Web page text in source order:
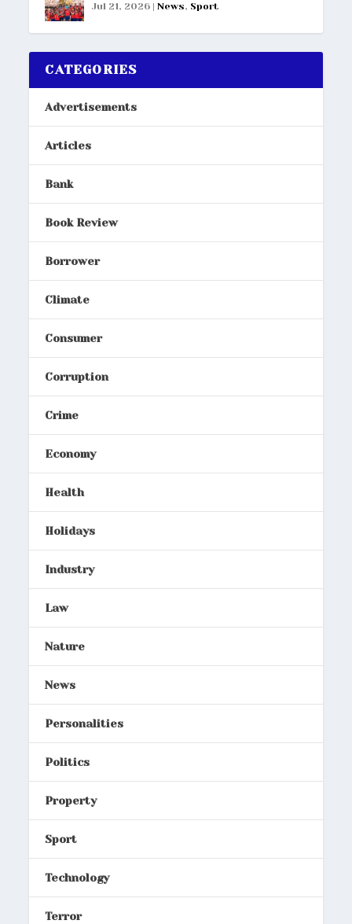
Jul 21, 2026 |News, Sport
CATEGORIES
Advertisements
Articles
Bank
Book Review
Borrower
Climate
Consumer
Corruption
Crime
Economy
Health
Holidays
Industry
Law
Nature
News
Personalities
Politics
Property
Sport
Technology
Terror